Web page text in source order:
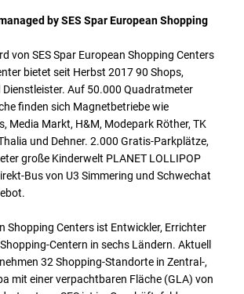
by SES Spar European Shopping
von SES Spar European Shopping Centers
bietet seit Herbst 2017 90 Shops,
Auf 50.000 Quadratmeter
finden sich Magnetbetriebe wie
Media Markt, H&M, Modepark Röther, TK
und Dehner. 2.000 Gratis-Parkplätze,
große Kinderwelt PLANET LOLLIPOP
Bus von U3 Simmering und Schwechat
Shopping Centers ist Entwickler, Errichter
Centern in sechs Ländern. Aktuell
32 Shopping-Standorte in Zentral-,
mit einer verpachtbaren Fläche (GLA) von